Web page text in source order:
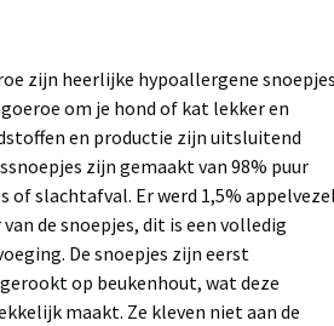
zijn heerlijke hypoallergene snoepjes
om je hond of kat lekker en
en productie zijn uitsluitend
zijn gemaakt van 98% puur
of slachtafval. Er werd 1,5% appelvezel
de snoepjes, dit is een volledig
De snoepjes zijn eerst
op beukenhout, wat deze
maakt. Ze kleven niet aan de